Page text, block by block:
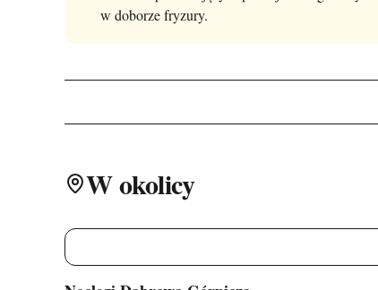
w doborze fryzury.
W okolicy